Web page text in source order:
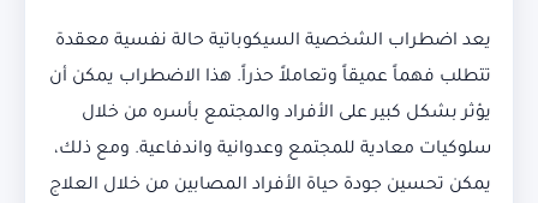
يعد اضطراب الشخصية السيكوباتية حالة نفسية معقدة
تتطلب فهماً عميقاً وتعاملاً حذراً. هذا الاضطراب يمكن أن
يؤثر بشكل كبير على الأفراد والمجتمع بأسره من خلال
سلوكيات معادية للمجتمع وعدوانية واندفاعية. ومع ذلك،
يمكن تحسين جودة حياة الأفراد المصابين من خلال العلاج